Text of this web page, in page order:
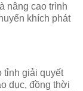
nâng cao trình
khích phát
tỉnh giải quyết
dục, đồng thời